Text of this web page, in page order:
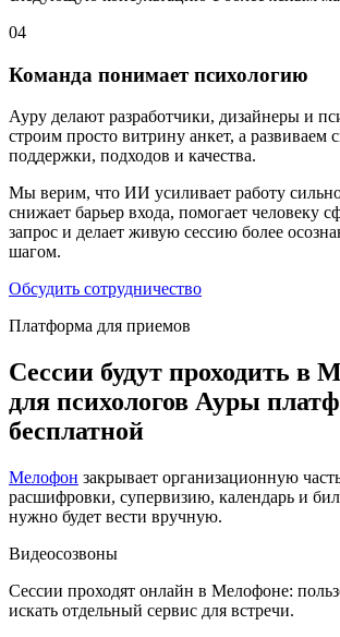
04
Команда понимает психологию
Ауру делают разработчики, дизайнеры и
строим просто витрину анкет, а развиваем
поддержки, подходов и качества.
Мы верим, что ИИ усиливает работу
снижает барьер входа, помогает человеку
запрос и делает живую сессию более
шагом.
Обсудить сотрудничество
Платформа для приемов
Сессии будут проходить в
для психологов Ауры
бесплатной
Мелофон закрывает организационную
расшифровки, супервизию, календарь и
нужно будет вести вручную.
Видеосозвоны
Сессии проходят онлайн в Мелофоне:
искать отдельный сервис для встречи.